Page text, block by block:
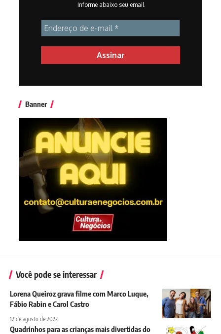
Informe abaixo seu email
Banner
Você pode se interessar
Lorena Queiroz grava filme com Marco Luque,
Fábio Rabin e Carol Castro
12 de agosto de 2022
Quadrinhos para as crianças mais divertidas do